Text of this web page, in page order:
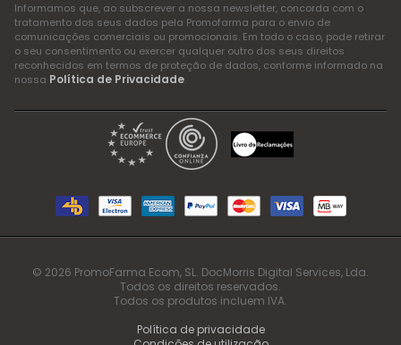
Informamos que, ao subscrever a nossa newsletter, concorda com o
tratamento dos seus dados pela Promofarma para o envio de
comunicações comerciais ou promocionais. Em todo o caso, pode retirar
o seu consentimento ou exercer qualquer outro dos seus direitos
reconhecidos em termos de proteção de dados, conforme informado na
nossa Política de Privacidade.
© 2026 PromoFarma Ecom, SL. DocMorris Digital Services, Lda.
Todos os direitos reservados.
Todos os produtos incluem IVA.
Política de privacidade